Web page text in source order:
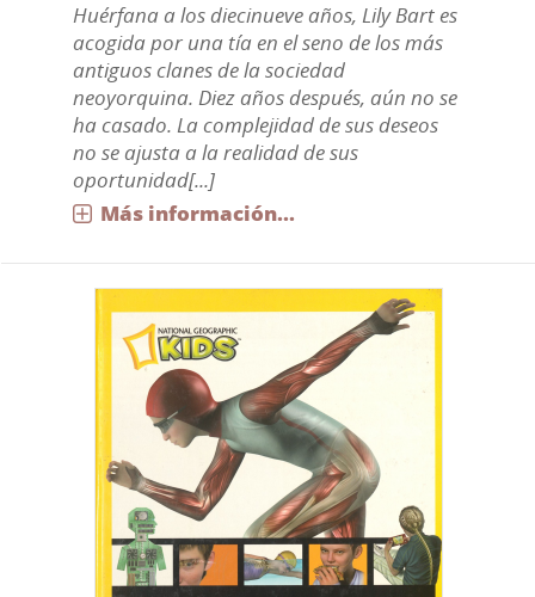
Huérfana a los diecinueve años, Lily Bart es
acogida por una tía en el seno de los más
antiguos clanes de la sociedad
neoyorquina. Diez años después, aún no se
ha casado. La complejidad de sus deseos
no se ajusta a la realidad de sus
oportunidad[...]
Más información...